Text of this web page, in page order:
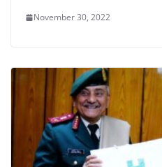
November 30, 2022